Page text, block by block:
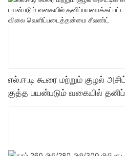
எல்.ஈ.டி கூரை மற்றும் குழல்
குத்த பயன்படும் வகையில்
மில்லி தொழிற்சாலை விலை